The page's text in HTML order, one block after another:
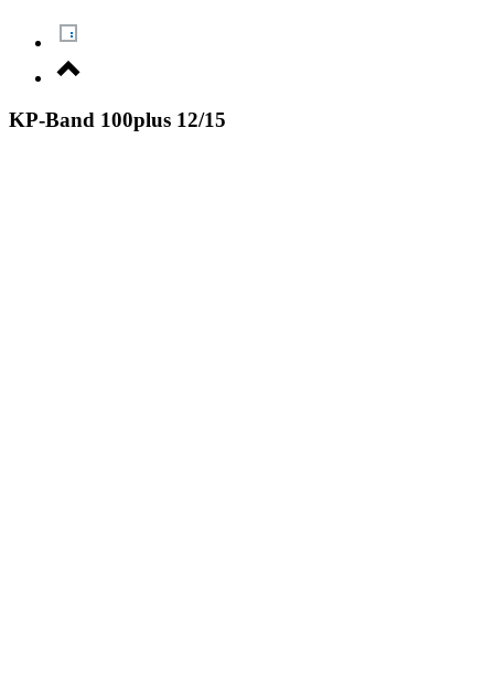
KP-Band 100plus 12/15